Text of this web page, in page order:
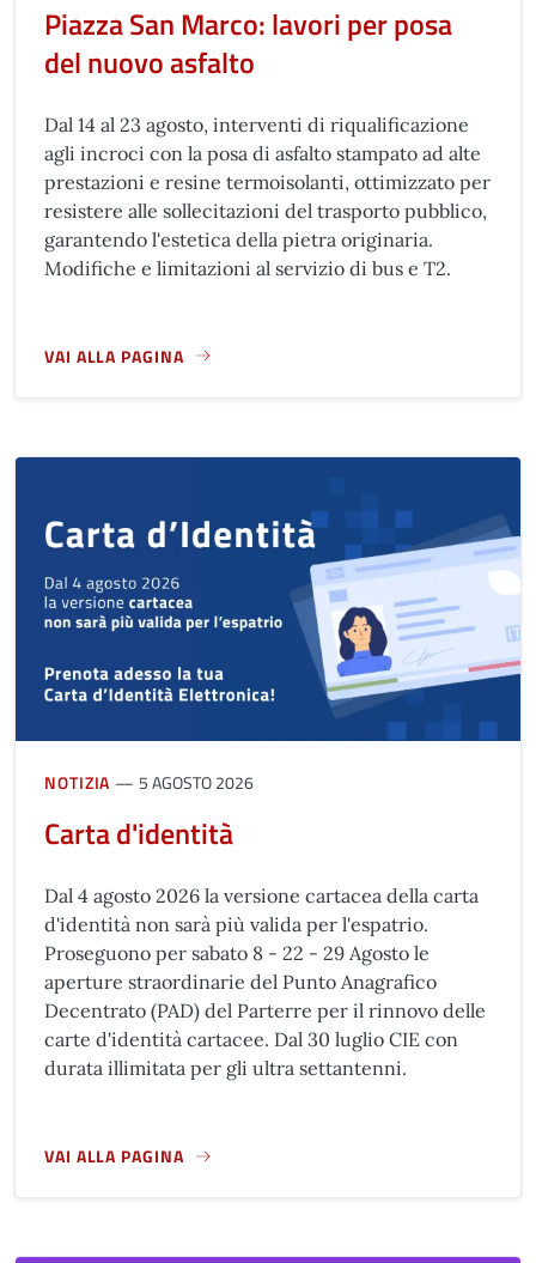
Piazza San Marco: lavori per posa
del nuovo asfalto
Dal 14 al 23 agosto, interventi di riqualificazione
agli incroci con la posa di asfalto stampato ad alte
prestazioni e resine termoisolanti, ottimizzato per
resistere alle sollecitazioni del trasporto pubblico,
garantendo l'estetica della pietra originaria.
Modifiche e limitazioni al servizio di bus e T2.
VAI ALLA PAGINA
A PROPOSITO DI PIAZZA SAN MARCO: LAVORI PER POSA
NOTIZIA 5 AGOSTO 2026
Carta d'identità
Dal 4 agosto 2026 la versione cartacea della carta
d'identità non sarà più valida per l'espatrio.
Proseguono per sabato 8 - 22 - 29 Agosto le
aperture straordinarie del Punto Anagrafico
Decentrato (PAD) del Parterre per il rinnovo delle
carte d'identità cartacee. Dal 30 luglio CIE con
durata illimitata per gli ultra settantenni.
VAI ALLA PAGINA
A PROPOSITO DI CARTA D'IDENTITÀ